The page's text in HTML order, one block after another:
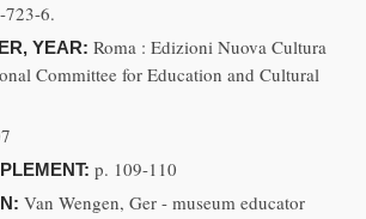
723-6.
YEAR: Roma : Edizioni Nuova Cultura
Committee for Education and Cultural
p. 109-110
Van Wengen, Ger - museum educator